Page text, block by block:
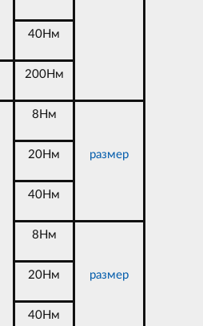
40Нм
200Нм
8Нм
размер
20Нм
40Нм
8Нм
размер
20Нм
40Нм